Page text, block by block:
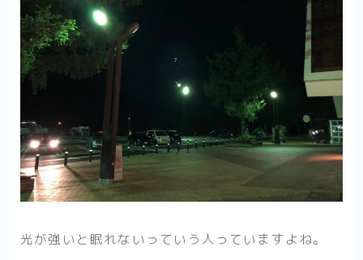
光が強いと眠れないっていう人っていますよね。